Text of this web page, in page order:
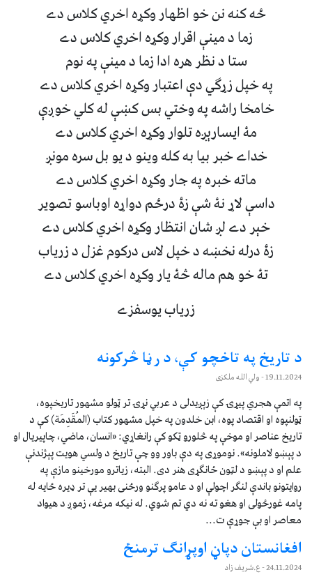
ځه کنه نن خو اظهار وکړه اخري کلاس دے
زما د مينې اقرار وکړه اخري کلاس دے
ستا د نظر هره ادا زما د مينې په نوم
په خپل زړګي دې اعتبار وکړه اخري کلاس دے
خامخا راشه په وختي بس کښې له کلي خوږې
مۀ ايسارېږه تلوار وکړه اخري کلاس دے
خداے خبر بيا به کله وينو د يو بل سره مونږ
ماته خبره په جار وکړه اخري کلاس دے
داسې لاړ نۀ شې زۀ درځم دواړه اوباسو تصوير
خېر دے لږ شان انتظار وکړه اخري کلاس دے
زۀ درله نخښه د خپل لاس درکوم غزل د زرياب
تۀ خو هم ماله څۀ يار وکړه اخري کلاس دے
زرياب يوسفزے
د تاریخ‌ په تاخچو کې، د رڼا څرکونه
19.11.2024- ولي الله ملکزی
په اتمې هجري پیړۍ کې زېږیدلی د عربي نړۍ تر ټولو مشهور تاریخپوه،
ټولنپوه او اقتصاد پوه، ابن خلدون په خپل مشهور کتاب (المُقَدِمَة) کې د
تاریخ عناصر او موخې په څلورو ټکو کې رانغاړي: «انسان، ماضي، چاپیریال او
د پېښو لاملونه». نوموړی په دې باور وو چې تاریخ د ولسي هویت پېژندنې
علم او د پېښو د لټون ځانګړی هنر دی. البته، زیاترو مورخینو مازې په
روایتونو باندې لنګر اچولې او د عامو پرګنو ورځنی بهیر یې تر ډیره ځایه له
پامه غورځولی او هغو ته نه دي تم شوي. له نیکه مرغه،‌ زموږ د هیواد
معاصر او بې جوړې ت...
افغانستان دپاڼ اوپړانګ ترمنځ
24.11.2024- ع.شریف زاد